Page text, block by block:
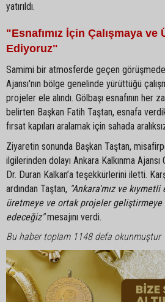
yatırıldı.
"Esnafımız İçin Çalışmaya ve
Ediyoruz"
Samimi bir atmosferde geçen
Ajansı'nın bölge genelinde yürüttüğü
projeler ele alındı. Gölbaşı esnafının her
belirten Başkan Fatih Taştan, esnafa
fırsat kapıları aralamak için sahada
Ziyaretin sonunda Başkan Taştan,
ilgilerinden dolayı Ankara Kalkınma
Dr. Duran Kalkan’a teşekkürlerini iletti.
ardından Taştan, "Ankara'mız ve kıymetli
üretmeye ve ortak projeler geliştirmeye
edeceğiz"mesajını verdi.
Bu haber toplam 1148 defa okunmuştur